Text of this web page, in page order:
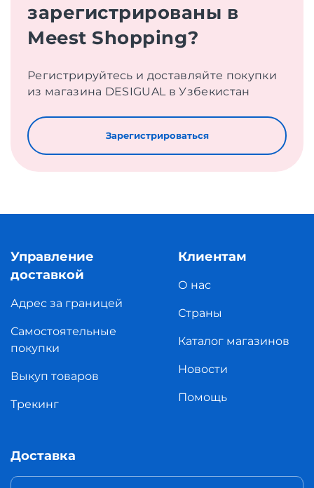
зарегистрированы в
Meest Shopping?
Регистрируйтесь и доставляйте покупки
из магазина DESIGUAL в Узбекистан
Зарегистрироваться
Управление
доставкой
Адрес за границей
Самостоятельные
покупки
Выкуп товаров
Трекинг
Клиентам
О нас
Страны
Каталог магазинов
Новости
Помощь
Доставка